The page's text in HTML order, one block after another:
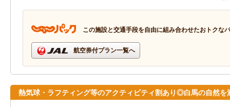
この施設と交通手段を自由に組み合わせたおトクな
航空券付プラン一覧へ
熱気球・ラフティング等のアクティビティ割あり◎白馬の自然を